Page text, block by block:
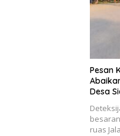
Pesan
Desa
ruas